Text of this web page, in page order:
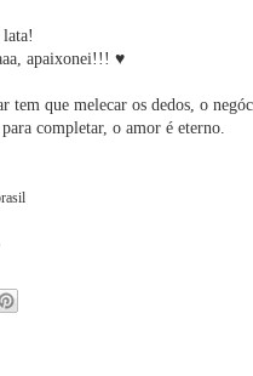
apaixonei!!! ♥
tem que melecar os dedos, o
completar, o amor é eterno.